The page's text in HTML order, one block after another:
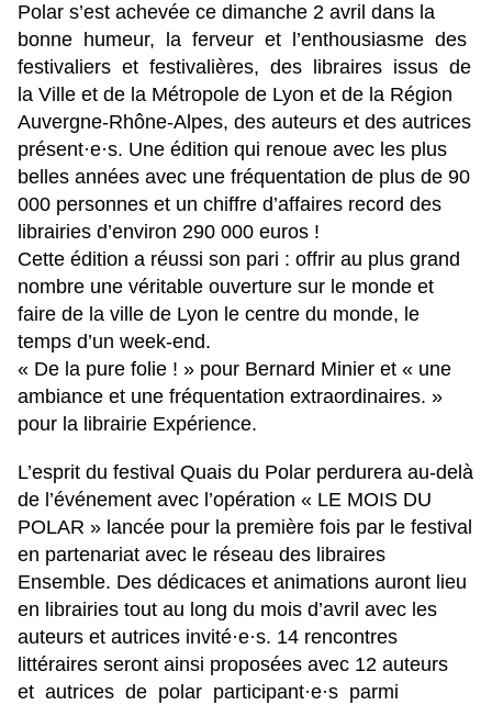
Polar s’est achevée ce dimanche 2 avril dans la
bonne humeur, la ferveur et l’enthousiasme des
festivaliers et festivalières, des libraires issus de
la Ville et de la Métropole de Lyon et de la Région
Auvergne-Rhône-Alpes, des auteurs et des autrices
présent·e·s. Une édition qui renoue avec les plus
belles années avec une fréquentation de plus de 90
000 personnes et un chiffre d’affaires record des
librairies d’environ 290 000 euros !
Cette édition a réussi son pari : offrir au plus grand
nombre une véritable ouverture sur le monde et
faire de la ville de Lyon le centre du monde, le
temps d’un week-end.
« De la pure folie ! » pour Bernard Minier et « une
ambiance et une fréquentation extraordinaires. »
pour la librairie Expérience.
L’esprit du festival Quais du Polar perdurera au-delà
de l’événement avec l’opération « LE MOIS DU
POLAR » lancée pour la première fois par le festival
en partenariat avec le réseau des libraires
Ensemble. Des dédicaces et animations auront lieu
en librairies tout au long du mois d’avril avec les
auteurs et autrices invité·e·s. 14 rencontres
littéraires seront ainsi proposées avec 12 auteurs
et autrices de polar participant·e·s parmi